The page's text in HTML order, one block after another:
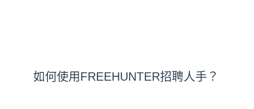
如何使用FREEHUNTER招聘人手？